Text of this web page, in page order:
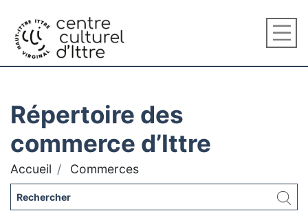
Répertoire des
commerce d’Ittre
Accueil Commerces